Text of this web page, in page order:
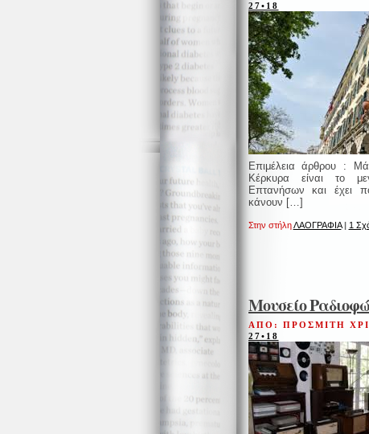
27•18
Επιμέλεια άρθρου :
Κέρκυρα είναι το
Επτανήσων και έχει
κάνουν […]
Στην στήληΛΑΟΓΡΑΦΙΑ | 1
Μουσείο
ΑΠΟ: ΠΡΟΣΜΙΤΗ
27•18